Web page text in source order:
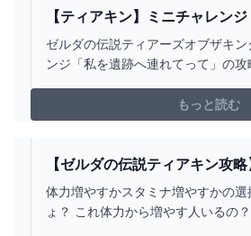
【ティアキン】ミニチャレン
てって」 攻略【ゼルダの伝説
ゼルダの伝説ティアーズオブザキ
ンジ「私を遺跡へ連れてって」の
https://gamepedia.jp/zelda-totk/
もっと読む
【ゼルダの伝説ティアキン攻
ト増やしたほうがいいのか悩む。
ーム攻略のかけら
体力増やすかスタミナ増やすかの
ょ？ これ体力から増やす人いるの